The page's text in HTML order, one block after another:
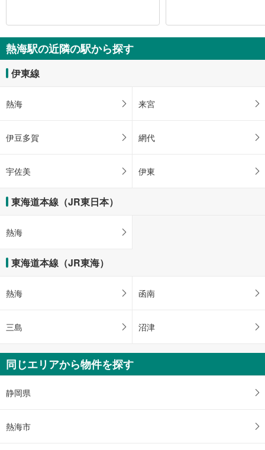
熱海駅の近隣の駅から探す
伊東線
熱海 来宮
伊豆多賀 網代
宇佐美 伊東
東海道本線（JR東日本）
熱海
東海道本線（JR東海）
熱海 函南
三島 沼津
同じエリアから物件を探す
静岡県
熱海市